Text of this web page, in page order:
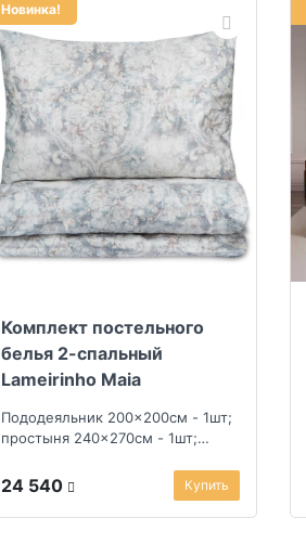
Новинка!
Комплект постельного
белья 2-спальный
Lameirinho Maia
Пододеяльник 200x200см - 1шт;
простыня 240x270см - 1шт;
24 540 Купить